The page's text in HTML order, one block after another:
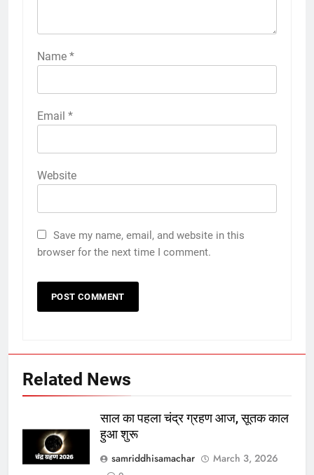
Name *
Email *
Website
Save my name, email, and website in this
browser for the next time I comment.
Related News
साल का पहला चंद्र ग्रहण आज, सूतक काल
हुआ शुरू
samriddhisamachar
March 3, 2026